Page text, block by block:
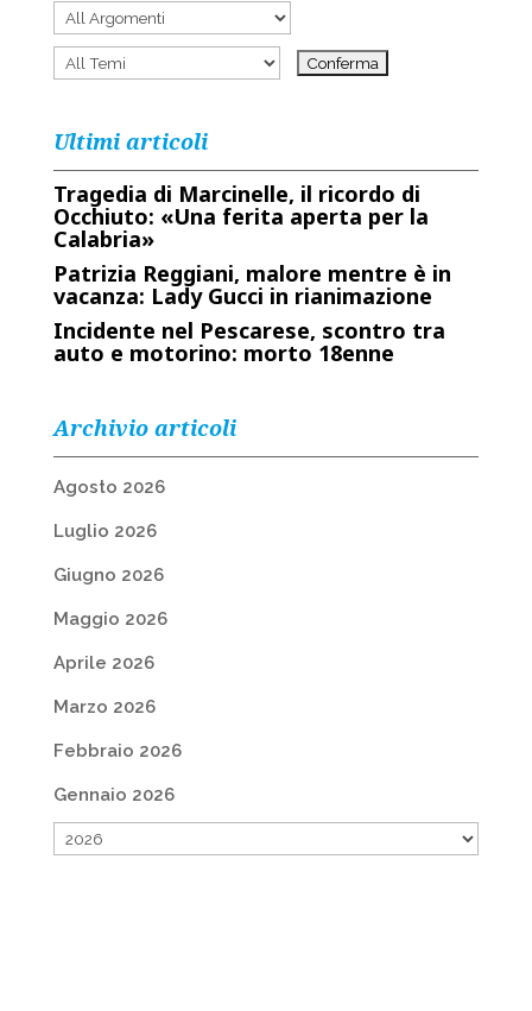
Ultimi articoli
Tragedia di Marcinelle, il ricordo di
Occhiuto: «Una ferita aperta per la
Calabria»
Patrizia Reggiani, malore mentre è in
vacanza: Lady Gucci in rianimazione
Incidente nel Pescarese, scontro tra
auto e motorino: morto 18enne
Archivio articoli
Agosto 2026
Luglio 2026
Giugno 2026
Maggio 2026
Aprile 2026
Marzo 2026
Febbraio 2026
Gennaio 2026